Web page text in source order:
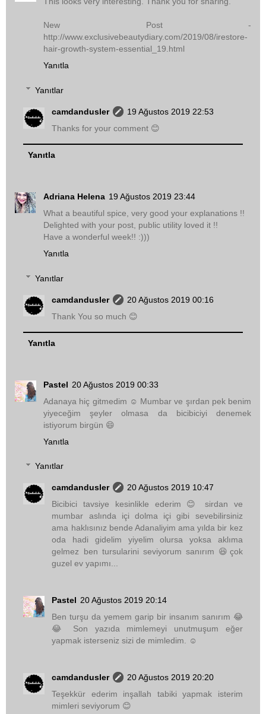
New Post -
http://www.exclusivebeautydiary.com/2019/08/irestore-
hair-growth-system-essential_19.html
Yanıtla
Yanıtlar
camdandusler
19 Ağustos 2019 22:53
Thanks for your comment 😊
Yanıtla
Adriana Helena 19 Ağustos 2019 23:44
What a beautiful spice, very good your explanations !!
Delighted with your post, public utility loved it !!
Have a wonderful week!! :)))
Yanıtla
Yanıtlar
camdandusler
20 Ağustos 2019 00:16
Thank You so much 😊
Yanıtla
Pastel 20 Ağustos 2019 00:33
Adanaya hiç gitmedim ☺️ Mumbar ve şırdan pek benim
yiyeceğim şeyler olmasa da bicibiciyi denemek
istiyorum birgün 😄
Yanıtla
Yanıtlar
camdandusler
20 Ağustos 2019 10:47
Bicibici tavsiye kesinlikle ederim 😊 sirdan ve
mumbar aslında içi dolma içi gibi sevebilirsiniz
ama haklısınız bende Adanaliyim ama yılda bir kez
oda hadi gidelim yiyelim olursa yoksa aklıma
gelmez ben tursularini seviyorum sanırım 😆çok
guzel ev yapımı...
Pastel 20 Ağustos 2019 20:14
Ben turşu da yemem garip bir insanım sanırım 😂
😂 Son yazıda mimlemeyi unutmuşum eğer
yapmak isterseniz sizi de mimledim. ☺️
camdandusler
20 Ağustos 2019 20:20
Teşekkür ederim inşallah tabiki yapmak isterim
mimleri seviyorum 😊